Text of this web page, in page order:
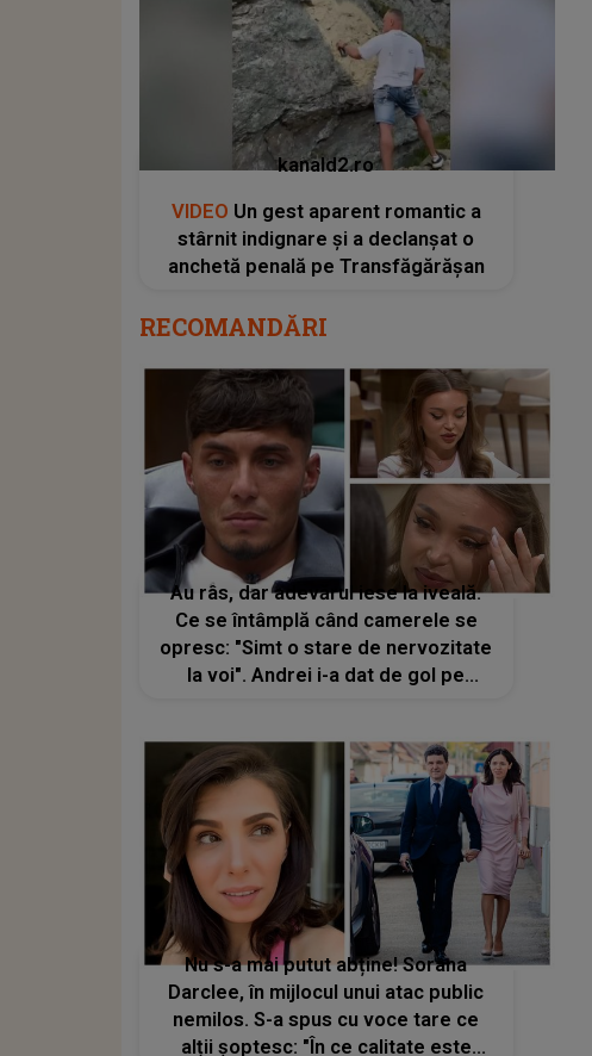
kanald2.ro
VIDEO Un gest aparent romantic a
stârnit indignare și a declanșat o
anchetă penală pe Transfăgărășan
RECOMANDĂRI
Au râs, dar adevărul iese la iveală.
Ce se întâmplă când camerele se
opresc: "Simt o stare de nervozitate
la voi". Andrei i-a dat de gol pe
Casa Iubirii șochează pe toată
lumea: "Ce față ai făcut"
Nu s-a mai putut abține! Sorana
Darclee, în mijlocul unui atac public
nemilos. S-a spus cu voce tare ce
alții șoptesc: "În ce calitate este